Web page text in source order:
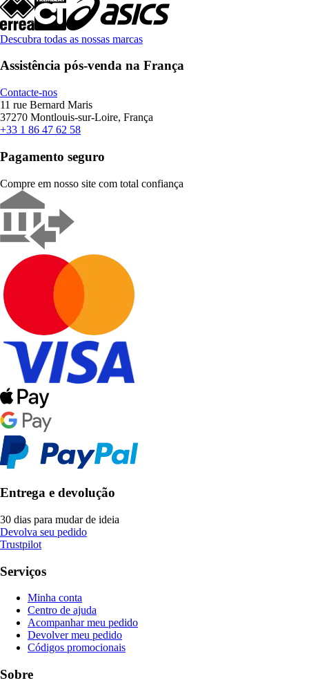
Descubra todas as nossas marcas
Assistência pós-venda na França
Contacte-nos
11 rue Bernard Maris
37270 Montlouis-sur-Loire, França
+33 1 86 47 62 58
Pagamento seguro
Compre em nosso site com total confiança
Entrega e devolução
30 dias para mudar de ideia
Devolva seu pedido
Trustpilot
Serviços
Minha conta
Centro de ajuda
Acompanhar meu pedido
Devolver meu pedido
Códigos promocionais
Sobre